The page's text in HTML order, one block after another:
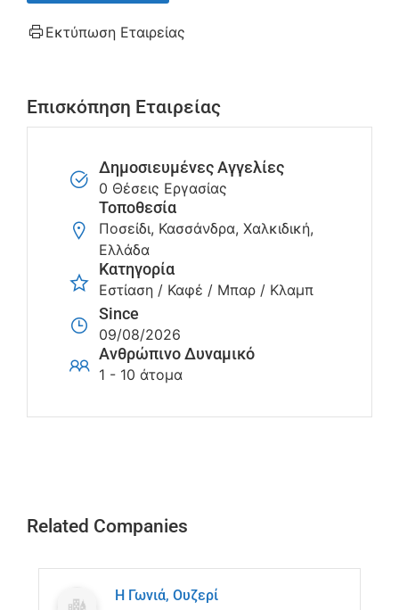
Εκτύπωση Εταιρείας
Επισκόπηση Εταιρείας
Δημοσιευμένες Αγγελίες
0 Θέσεις Εργασίας
Τοποθεσία
Ποσείδι, Κασσάνδρα, Χαλκιδική,
Ελλάδα
Κατηγορία
Εστίαση / Καφέ / Μπαρ / Κλαμπ
Since
09/08/2026
Ανθρώπινο Δυναμικό
1 - 10 άτομα
Related Companies
Η Γωνιά, Ουζερί